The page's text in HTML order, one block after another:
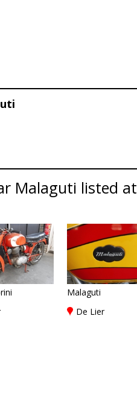
Malaguti listed at
Malaguti
De Lier